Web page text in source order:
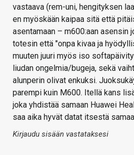
vastaava (rem-uni, hengityksen
en myöskään kaipaa sitä että
asentamaan – m600:aan asensin
totesin että "onpa kivaa ja
muuten juuri myös iso
liudan ongelmia/bugeja, sekä
alunperin olivat enkuksi.
parempi kuin M600. Itellä kans
joka yhdistää samaan Huawei
saa aika hyvät datat itsestä
Kirjaudu sisään vastataksesi